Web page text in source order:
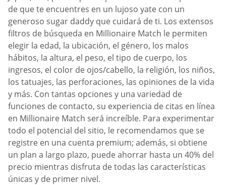
de que te encuentres en un lujoso yate con un
generoso sugar daddy que cuidará de ti. Los extensos
filtros de búsqueda en Millionaire Match le permiten
elegir la edad, la ubicación, el género, los malos
hábitos, la altura, el peso, el tipo de cuerpo, los
ingresos, el color de ojos/cabello, la religión, los niños,
los tatuajes, las perforaciones, las opiniones de la vida
y más. Con tantas opciones y una variedad de
funciones de contacto, su experiencia de citas en línea
en Millionaire Match será increíble. Para experimentar
todo el potencial del sitio, le recomendamos que se
registre en una cuenta premium; además, si obtiene
un plan a largo plazo, puede ahorrar hasta un 40% del
precio mientras disfruta de todas las características
únicas y de primer nivel.